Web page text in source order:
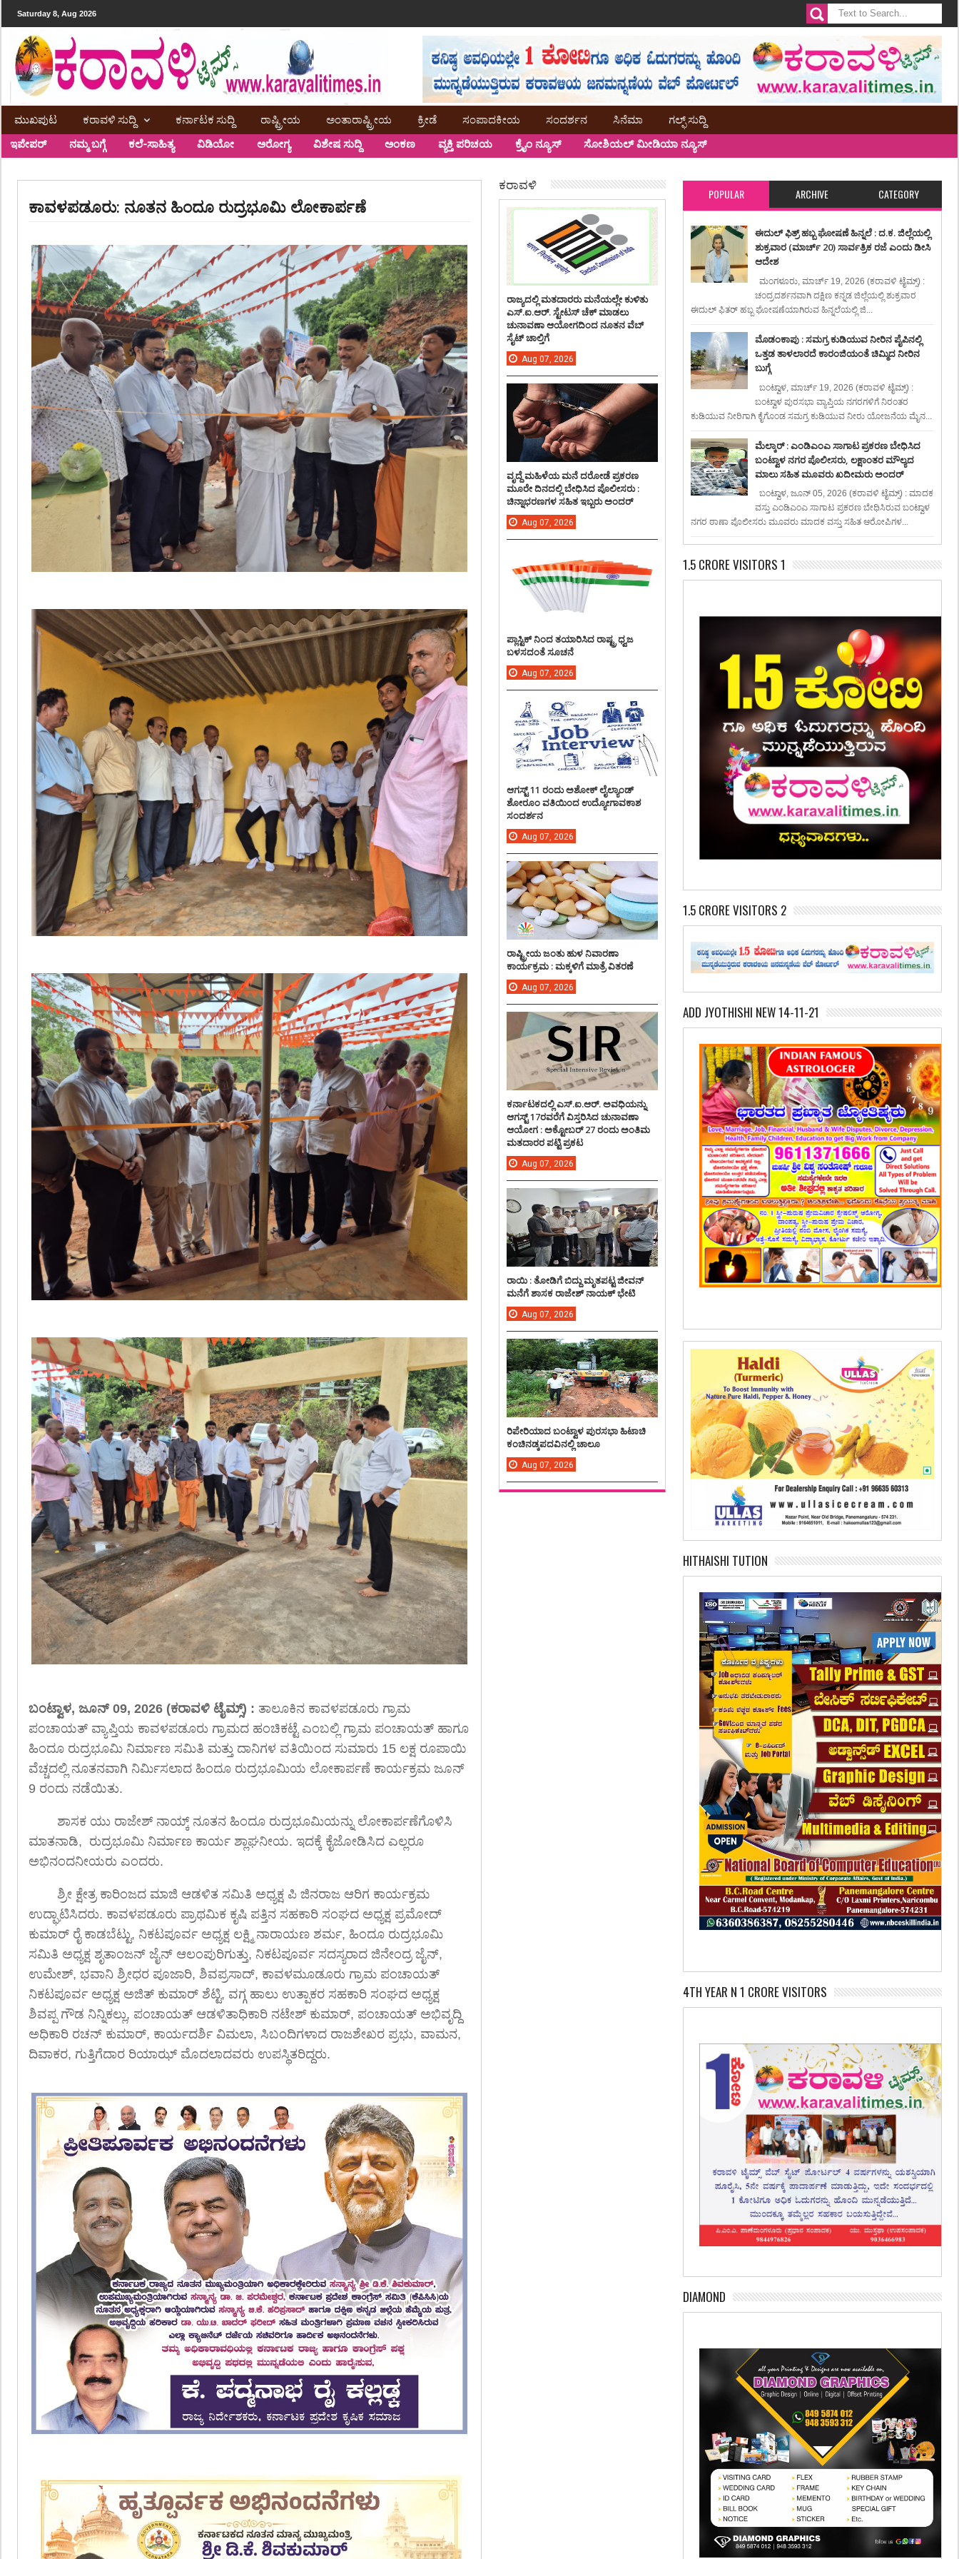
Saturday 8, Aug 2026
ಮುಖಪುಟ ಕರಾವಳಿ ಸುದ್ದಿ ಕರ್ನಾಟಕ ಸುದ್ದಿ ರಾಷ್ಟ್ರೀಯ ಅಂತಾರಾಷ್ಟ್ರೀಯ ಕ್ರೀಡೆ ಸಂಪಾದಕೀಯ ಸಂದರ್ಶನ ಸಿನೆಮಾ ಗಲ್ಫ್ ಸುದ್ದಿ
ಇಪೇಪರ್ ನಮ್ಮ ಬಗ್ಗೆ ಕಲೆ-ಸಾಹಿತ್ಯ ವಿಡಿಯೋ ಅರೋಗ್ಯ ವಿಶೇಷ ಸುದ್ದಿ ಅಂಕಣ ವ್ಯಕ್ತಿ ಪರಿಚಯ ಕ್ರೈಂ ನ್ಯೂಸ್ ಸೋಶಿಯಲ್ ಮೀಡಿಯಾ ನ್ಯೂಸ್
ಕಾವಳಪಡೂರು: ನೂತನ ಹಿಂದೂ ರುದ್ರಭೂಮಿ ಲೋಕಾರ್ಪಣೆ
ಬಂಟ್ವಾಳ, ಜೂನ್ 09, 2026 (ಕರಾವಳಿ ಟೈಮ್ಸ್) : ತಾಲೂಕಿನ ಕಾವಳಪಡೂರು ಗ್ರಾಮ
ಪಂಚಾಯತ್ ವ್ಯಾಪ್ತಿಯ ಕಾವಳಪಡೂರು ಗ್ರಾಮದ ಹಂಚಿಕಟ್ಟೆ ಎಂಬಲ್ಲಿ ಗ್ರಾಮ ಪಂಚಾಯತ್ ಹಾಗೂ
ಹಿಂದೂ ರುದ್ರಭೂಮಿ ನಿರ್ಮಾಣ ಸಮಿತಿ ಮತ್ತು ದಾನಿಗಳ ವತಿಯಿಂದ ಸುಮಾರು 15 ಲಕ್ಷ ರೂಪಾಯಿ
ವೆಚ್ಚದಲ್ಲಿ ನೂತನವಾಗಿ ನಿರ್ಮಿಸಲಾದ ಹಿಂದೂ ರುದ್ರಭೂಮಿಯ ಲೋಕಾರ್ಪಣೆ ಕಾರ್ಯಕ್ರಮ ಜೂನ್
9 ರಂದು ನಡೆಯಿತು.
ಶಾಸಕ ಯು ರಾಜೇಶ್ ನಾಯ್ಕ್ ನೂತನ ಹಿಂದೂ ರುದ್ರಭೂಮಿಯನ್ನು ಲೋಕಾರ್ಪಣೆಗೊಳಿಸಿ
ಮಾತನಾಡಿ, ರುದ್ರಭೂಮಿ ನಿರ್ಮಾಣ ಕಾರ್ಯ ಶ್ಲಾಘನೀಯ. ಇದಕ್ಕೆ ಕೈಜೋಡಿಸಿದ ಎಲ್ಲರೂ
ಅಭಿನಂದನೀಯರು ಎಂದರು.
ಶ್ರೀ ಕ್ಷೇತ್ರ ಕಾರಿಂಜದ ಮಾಜಿ ಆಡಳಿತ ಸಮಿತಿ ಅಧ್ಯಕ್ಷ ಪಿ ಜಿನರಾಜ ಆರಿಗ ಕಾರ್ಯಕ್ರಮ
ಉದ್ಘಾಟಿಸಿದರು. ಕಾವಳಪಡೂರು ಪ್ರಾಥಮಿಕ ಕೃಷಿ ಪತ್ತಿನ ಸಹಕಾರಿ ಸಂಘದ ಅಧ್ಯಕ್ಷ ಪ್ರಮೋದ್
ಕುಮಾರ್ ರೈ ಕಾಡಬೆಟ್ಟು, ನಿಕಟಪೂರ್ವ ಅಧ್ಯಕ್ಷ ಲಕ್ಷ್ಮಿ ನಾರಾಯಣ ಶರ್ಮ, ಹಿಂದೂ ರುದ್ರಭೂಮಿ
ಸಮಿತಿ ಅಧ್ಯಕ್ಷ ಶೃತಾಂಜನ್ ಜೈನ್ ಆಲಂಪುರಿಗುತ್ತು, ನಿಕಟಪೂರ್ವ ಸದಸ್ಯರಾದ ಜಿನೇಂದ್ರ ಜೈನ್,
ಉಮೇಶ್, ಭವಾನಿ ಶ್ರೀಧರ ಪೂಜಾರಿ, ಶಿವಪ್ರಸಾದ್, ಕಾವಳಮೂಡೂರು ಗ್ರಾಮ ಪಂಚಾಯತ್
ನಿಕಟಪೂರ್ವ ಅಧ್ಯಕ್ಷ ಅಜಿತ್ ಕುಮಾರ್ ಶೆಟ್ಟಿ, ವಗ್ಗ ಹಾಲು ಉತ್ಪಾಕರ ಸಹಕಾರಿ ಸಂಘದ ಅಧ್ಯಕ್ಷ
ಶಿವಪ್ಪ ಗೌಡ ನಿನ್ನಿಕಲ್ಲು, ಪಂಚಾಯತ್ ಆಡಳಿತಾಧಿಕಾರಿ ನಟೇಶ್ ಕುಮಾರ್, ಪಂಚಾಯತ್ ಅಭಿವೃದ್ದಿ
ಅಧಿಕಾರಿ ರಚನ್ ಕುಮಾರ್, ಕಾರ್ಯದರ್ಶಿ ವಿಮಲಾ, ಸಿಬಂದಿಗಳಾದ ರಾಜಶೇಖರ ಪ್ರಭು, ವಾಮನ,
ದಿವಾಕರ, ಗುತ್ತಿಗೆದಾರ ರಿಯಾಝ್ ಮೊದಲಾದವರು ಉಪಸ್ಥಿತರಿದ್ದರು.
POPULAR ARCHIVE CATEGORY
ಈದುಲ್ ಫಿತ್ರ್ ಹಬ್ಬ ಘೋಷಣೆ ಹಿನ್ನಲೆ : ದ.ಕ. ಜಿಲ್ಲೆಯಲ್ಲಿ
ಶುಕ್ರವಾರ (ಮಾರ್ಚ್ 20) ಸಾರ್ವತ್ರಿಕ ರಜೆ ಎಂದು ಡೀಸಿ
ಆದೇಶ
ಮಂಗಳೂರು, ಮಾರ್ಚ್ 19, 2026 (ಕರಾವಳಿ ಟೈಮ್ಸ್) :
ಚಂದ್ರದರ್ಶನವಾಗಿ ದಕ್ಷಿಣ ಕನ್ನಡ ಜಿಲ್ಲೆಯಲ್ಲಿ ಶುಕ್ರವಾರ
ಈದುಲ್ ಫಿತರ್ ಹಬ್ಬ ಘೋಷಣೆಯಾಗಿರುವ ಹಿನ್ನಲೆಯಲ್ಲಿ ಜಿ...
ಮೊಡಂಕಾಪು : ಸಮಗ್ರ ಕುಡಿಯುವ ನೀರಿನ ಪೈಪಿನಲ್ಲಿ
ಒತ್ತಡ ತಾಳಲಾರದೆ ಕಾರಂಜಿಯಂತೆ ಚಿಮ್ಮಿದ ನೀರಿನ
ಬುಗ್ಗೆ
ಬಂಟ್ವಾಳ, ಮಾರ್ಚ್ 19, 2026 (ಕರಾವಳಿ ಟೈಮ್ಸ್) :
ಬಂಟ್ವಾಳ ಪುರಸಭಾ ವ್ಯಾಪ್ತಿಯ ನಗರಗಳಿಗೆ ನಿರಂತರ
ಕುಡಿಯುವ ನೀರಿಗಾಗಿ ಕೈಗೊಂಡ ಸಮಗ್ರ ಕುಡಿಯುವ ನೀರು ಯೋಜನೆಯ ಮೈನ...
ಮೆಲ್ಕಾರ್ : ಎಂಡಿಎಂಎ ಸಾಗಾಟ ಪ್ರಕರಣ ಬೇಧಿಸಿದ
ಬಂಟ್ವಾಳ ನಗರ ಪೊಲೀಸರು, ಲಕ್ಷಾಂತರ ಮೌಲ್ಯದ
ಮಾಲು ಸಹಿತ ಮೂವರು ಖದೀಮರು ಅಂದರ್
ಬಂಟ್ವಾಳ, ಜೂನ್ 05, 2026 (ಕರಾವಳಿ ಟೈಮ್ಸ್) : ಮಾದಕ
ವಸ್ತು ಎಂಡಿಎಂಎ ಸಾಗಾಟ ಪ್ರಕರಣ ಬೇಧಿಸಿರುವ ಬಂಟ್ವಾಳ
ನಗರ ಠಾಣಾ ಪೊಲೀಸರು ಮೂವರು ಮಾದಕ ವಸ್ತು ಸಹಿತ ಆರೋಪಿಗಳ...
1.5 CRORE VISITORS 1
1.5 CRORE VISITORS 2
ADD JYOTHISHI NEW 14-11-21
HITHAISHI TUTION
4TH YEAR N 1 CRORE VISITORS
DIAMOND
ಕರಾವಳಿ
ರಾಜ್ಯದಲ್ಲಿ ಮತದಾರರು ಮನೆಯಲ್ಲೇ ಕುಳಿತು
ಎಸ್.ಐ.ಆರ್. ಸ್ಟೇಟಸ್ ಚೆಕ್ ಮಾಡಲು
ಚುನಾವಣಾ ಆಯೋಗದಿಂದ ನೂತನ ವೆಬ್
ಸೈಟ್ ಚಾಲ್ತಿಗೆ
Aug 07, 2026
ವೃದ್ದೆ ಮಹಿಳೆಯ ಮನೆ ದರೋಡೆ ಪ್ರಕರಣ
ಮೂರೇ ದಿನದಲ್ಲಿ ಬೇಧಿಸಿದ ಪೊಲೀಸರು :
ಚಿನ್ನಾಭರಣಗಳ ಸಹಿತ ಇಬ್ಬರು ಅಂದರ್
Aug 07, 2026
ಪ್ಲಾಸ್ಟಿಕ್ ನಿಂದ ತಯಾರಿಸಿದ ರಾಷ್ಟ್ರ ಧ್ವಜ
ಬಳಸದಂತೆ ಸೂಚನೆ
Aug 07, 2026
ಆಗಸ್ಟ್ 11 ರಂದು ಅಶೋಕ್ ಲೈಲ್ಯಾಂಡ್
ಶೋರೂಂ ವತಿಯಿಂದ ಉದ್ಯೋಗಾವಕಾಶ
ಸಂದರ್ಶನ
Aug 07, 2026
ರಾಷ್ಟ್ರೀಯ ಜಂತು ಹುಳ ನಿವಾರಣಾ
ಕಾರ್ಯಕ್ರಮ : ಮಕ್ಕಳಿಗೆ ಮಾತ್ರೆ ವಿತರಣೆ
Aug 07, 2026
ಕರ್ನಾಟಕದಲ್ಲಿ ಎಸ್.ಐ.ಆರ್. ಅವಧಿಯನ್ನು
ಆಗಸ್ಟ್ 17ರವರೆಗೆ ವಿಸ್ತರಿಸಿದ ಚುನಾವಣಾ
ಆಯೋಗ : ಅಕ್ಟೋಬರ್ 27 ರಂದು ಅಂತಿಮ
ಮತದಾರರ ಪಟ್ಟಿ ಪ್ರಕಟ
Aug 07, 2026
ರಾಯಿ : ತೋಡಿಗೆ ಬಿದ್ದು ಮೃತಪಟ್ಟ ಜೀವನ್
ಮನೆಗೆ ಶಾಸಕ ರಾಜೇಶ್ ನಾಯಕ್ ಭೇಟಿ
Aug 07, 2026
ರಿಪೇರಿಯಾದ ಬಂಟ್ವಾಳ ಪುರಸಭಾ ಹಿಟಾಚಿ
ಕಂಚಿನಡ್ಕಪದವಿನಲ್ಲಿ ಚಾಲೂ
Aug 07, 2026